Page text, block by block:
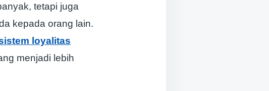
tetapi juga
kepada orang lain.
loyalitas
menjadi lebih